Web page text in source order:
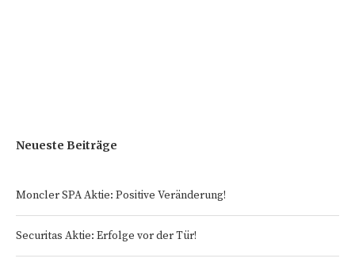
Neueste Beiträge
Moncler SPA Aktie: Positive Veränderung!
Securitas Aktie: Erfolge vor der Tür!